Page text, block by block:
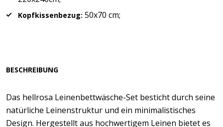
Kopfkissenbezug: 50x70 cm;
BESCHREIBUNG
Das hellrosa Leinenbettwäsche-Set besticht durch seine
natürliche Leinenstruktur und ein minimalistisches
Design. Hergestellt aus hochwertigem Leinen bietet es